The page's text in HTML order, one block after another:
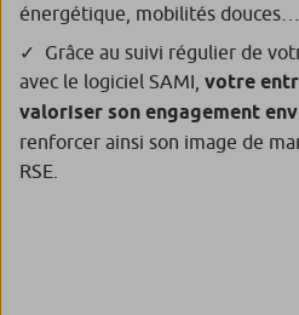
énergétique, mobilités
Grâce au suivi régulier de
avec le logiciel SAMI, votre
valoriser son engagement
renforcer ainsi son image de
RSE.